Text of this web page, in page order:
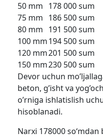
50 mm 178 000 sum
75 mm 186 500 sum
80 mm 191 500 sum
100 mm194 500 sum
120 mm201 500 sum
150 mm230 500 sum
Devor uchun
beton, g’isht va
o’rniga ishlatislish
hisoblanadi.
Narxi 178000